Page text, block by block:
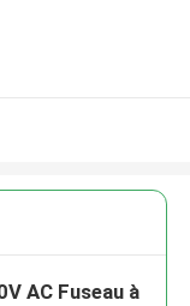
AC Fuseau à